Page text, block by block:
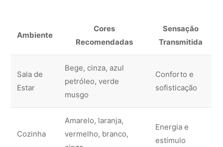
Ambiente
Cores
Recomendadas
Sensação
Transmitida
Sala de
Estar
Bege, cinza, azul
petróleo, verde
musgo
Conforto e
sofisticação
Cozinha
Amarelo, laranja,
vermelho, branco,
Energia e
estímulo